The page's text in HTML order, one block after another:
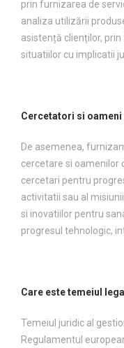
prin furnizarea de
analiza utilizării
asistență clienților,
situatiilor cu implicatii
Cercetatori si oameni
De asemenea,
cercetare si oamenilor
cercetari pentru
activitatii sau al
si inovatiilor pentru
progresul tehnologic,
Care este temeiul
Temeiul juridic al
Regulamentul